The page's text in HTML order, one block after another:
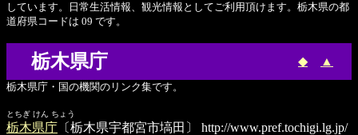
しています。日常生活情報、観光情報としてご利用頂けます。栃木県の都
道府県コードは 09 です。
栃木県庁 ◆ ▲
栃木県庁・国の機関のリンク集です。
とちぎ けん ちょう
栃木県庁 〔栃木県宇都宮市塙田〕 http://www.pref.tochigi.lg.jp/